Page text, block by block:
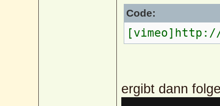
Code:
[vimeo]http://
ergibt dann